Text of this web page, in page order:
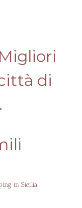
di
in Sicilia